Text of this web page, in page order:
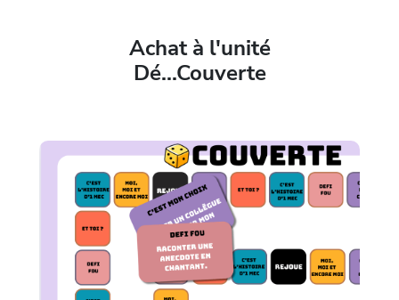
Achat à l'unité
Dé...Couverte